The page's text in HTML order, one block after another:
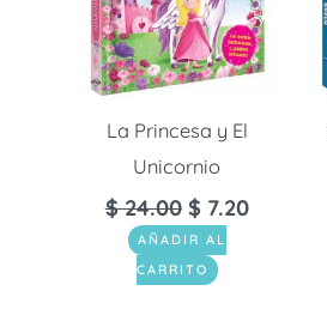
La Princesa y El
Unicornio
$24.00 $ 7.20
AÑADIR AL
CARRITO